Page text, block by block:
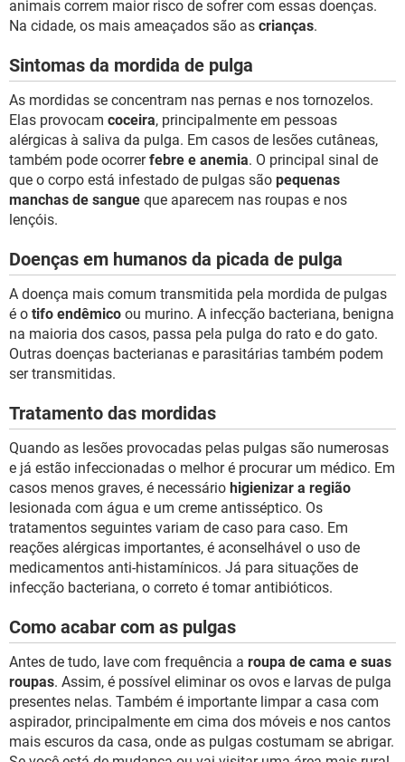
animais correm maior risco de sofrer com essas doenças.
Na cidade, os mais ameaçados são as crianças.
Sintomas da mordida de pulga
As mordidas se concentram nas pernas e nos tornozelos.
Elas provocam coceira, principalmente em pessoas
alérgicas à saliva da pulga. Em casos de lesões cutâneas,
também pode ocorrerfebre e anemia. O principal sinal de
que o corpo está infestado de pulgas são pequenas
manchas de sangue que aparecem nas roupas e nos
lençóis.
Doenças em humanos da picada de pulga
A doença mais comum transmitida pela mordida de pulgas
é o tifo endêmico ou murino. A infecção bacteriana, benigna
na maioria dos casos, passa pela pulga do rato e do gato.
Outras doenças bacterianas e parasitárias também podem
ser transmitidas.
Tratamento das mordidas
Quando as lesões provocadas pelas pulgas são numerosas
e já estão infeccionadas o melhor é procurar um médico. Em
casos menos graves, é necessário higienizar a região
lesionada com água e um creme antisséptico. Os
tratamentos seguintes variam de caso para caso. Em
reações alérgicas importantes, é aconselhável o uso de
medicamentos anti-histamínicos. Já para situações de
infecção bacteriana, o correto é tomar antibióticos.
Como acabar com as pulgas
Antes de tudo, lave com frequência a roupa de cama e suas
roupas. Assim, é possível eliminar os ovos e larvas de pulga
presentes nelas. Também é importante limpar a casa com
aspirador, principalmente em cima dos móveis e nos cantos
mais escuros da casa, onde as pulgas costumam se abrigar.